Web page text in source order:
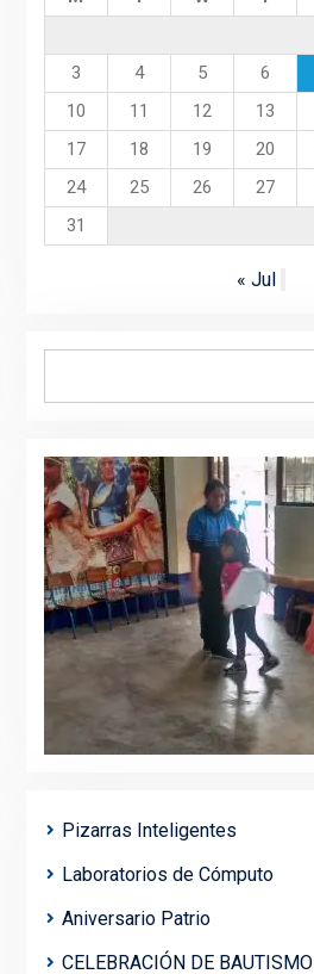
3
4 5 6
10
11 12 13
17
18 19 20
24
25 26 27
31
« Jul
Pizarras Inteligentes
Laboratorios de Cómputo
Aniversario Patrio
CELEBRACIÓN DE BAUTISMO